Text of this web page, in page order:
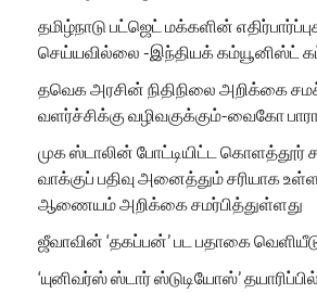
தமிழ்நாடு பட்ஜெட் மக்களின்
செய்யவில்லை -இந்தியக் கம்யூனிஸ்ட்
தவெக அரசின் நிதிநிலை அறிக்கை
வளர்ச்சிக்கு வழிவகுக்கும்-வைகோ
முக ஸ்டாலின் போட்டியிட்ட கொளத்தூர்
வாக்குப் பதிவு அனைத்தும் சரியாக
ஆணையம் அறிக்கை சமர்பித்துள்ளது
ஜீவாவின் ‘தகப்பன்’ பட பதாகை
‘யுனிவர்ஸ் ஸ்டார் ஸ்டுடியோஸ்’